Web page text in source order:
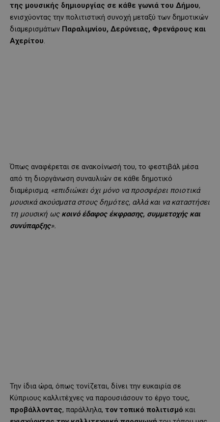
της μουσικής δημιουργίας σε κάθε γωνιά του Δήμου,
ενισχύοντας την πολιτιστική συνοχή μεταξύ των δημοτικών
διαμερισμάτων Παραλιμνίου, Δερύνειας, Φρενάρους και
Αχερίτου.
Όπως αναφέρεται σε ανακοίνωσή του, το φεστιβάλ μέσα
από τη διοργάνωση συναυλιών σε κάθε δημοτικό
διαμέρισμα, «επιδιώκει όχι μόνο να προσφέρει ποιοτικά
μουσικά ακούσματα στους δημότες, αλλά και να καταστήσει
τη μουσική ως κοινό έδαφος έκφρασης, συμμετοχής και
συνύπαρξης».
Την ίδια ώρα, όπως τονίζεται, δίνει την ευκαιρία σε
Κύπριους καλλιτέχνες να παρουσιάσουν το έργο τους,
προβάλλοντας, παράλληλα, τον τοπικό πολιτισμό και